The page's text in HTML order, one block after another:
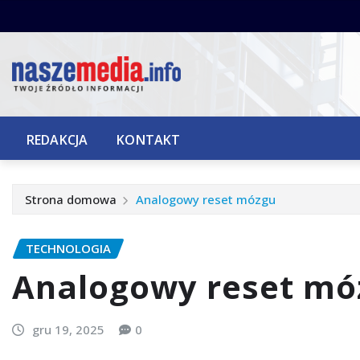
do
REDAKCJA KONTAKT
Strona domowa Analogowy reset mózgu
TECHNOLOGIA
Analogowy reset
gru 19, 2025 0